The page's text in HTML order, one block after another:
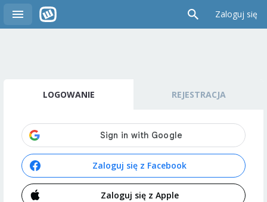
Zaloguj się
LOGOWANIE REJESTRACJA
Zaloguj się z Facebook
Zaloguj się z Apple